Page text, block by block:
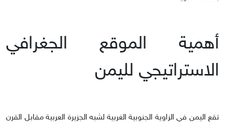
أهمية الموقع الجغرافي
الاستراتيجي لليمن
تقع اليمن في الزاوية الجنوبية الغربية لشبه الجزيرة العربية مقابل القرن